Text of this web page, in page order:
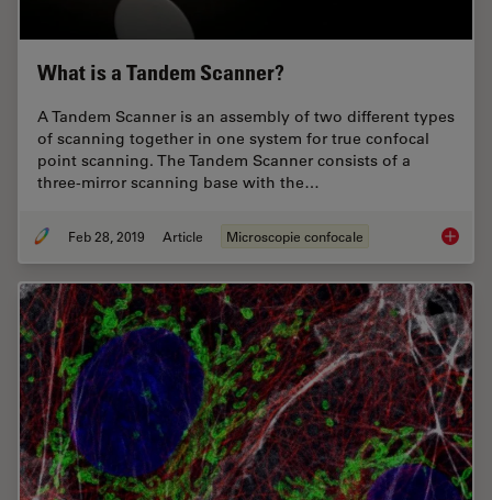
What is a Tandem Scanner?
A Tandem Scanner is an assembly of two different types
of scanning together in one system for true confocal
point scanning. The Tandem Scanner consists of a
three-mirror scanning base with the…
Feb 28, 2019 Article Microscopie confocale What is